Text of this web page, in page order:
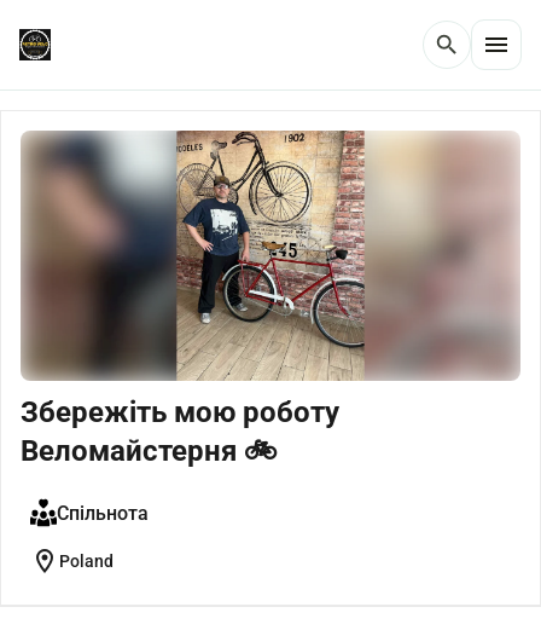
search menu
Збережіть мою роботу
Веломайстерня 🚲
Спільнота
location_on Poland